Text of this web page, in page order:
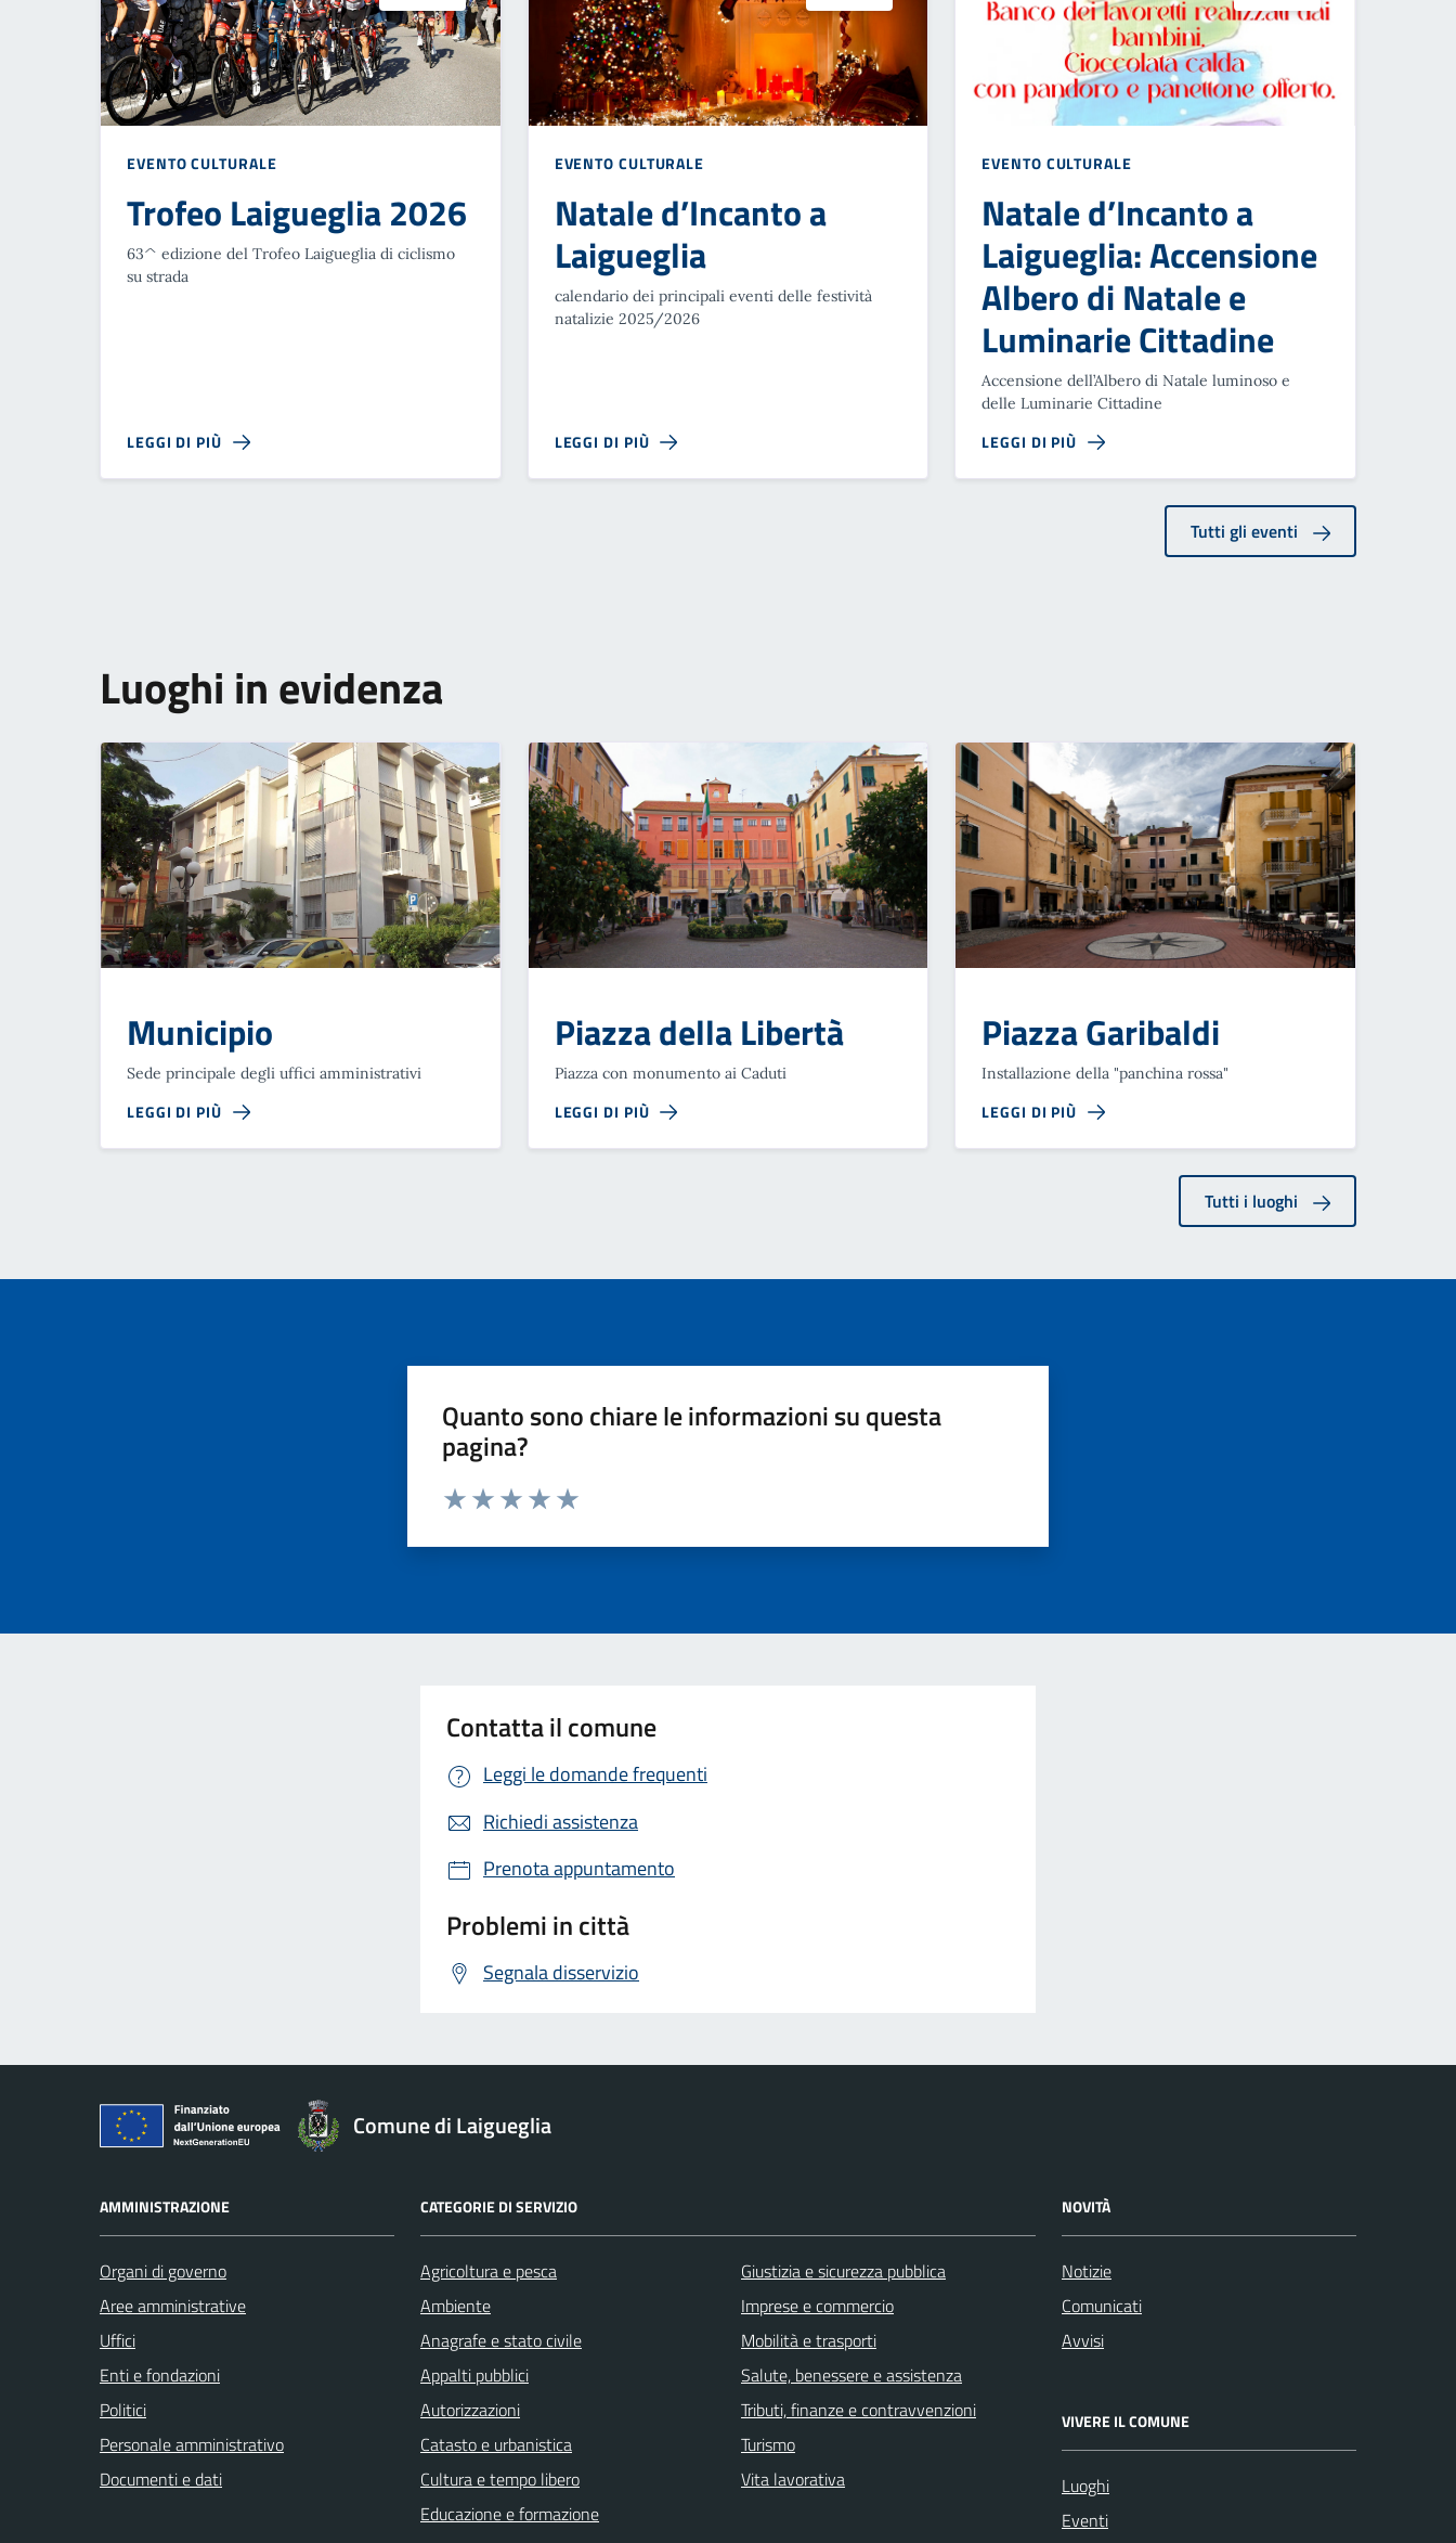
EVENTO CULTURALE
Trofeo Laigueglia 2026
63^ edizione del Trofeo Laigueglia di ciclismo
su strada
LEGGI DI PIÙ
EVENTO CULTURALE
Natale d’Incanto a
Laigueglia
calendario dei principali eventi delle festività
natalizie 2025/2026
LEGGI DI PIÙ
EVENTO CULTURALE
Natale d’Incanto a
Laigueglia: Accensione
Albero di Natale e
Luminarie Cittadine
Accensione dell’Albero di Natale luminoso e
delle Luminarie Cittadine
LEGGI DI PIÙ
Tutti gli eventi
Luoghi in evidenza
Municipio
Sede principale degli uffici amministrativi
LEGGI DI PIÙ
Piazza della Libertà
Piazza con monumento ai Caduti
LEGGI DI PIÙ
Piazza Garibaldi
Installazione della "panchina rossa"
LEGGI DI PIÙ
Tutti i luoghi
Quanto sono chiare le informazioni su questa
pagina?
Contatta il comune
Leggi le domande frequenti
Richiedi assistenza
Prenota appuntamento
Problemi in città
Segnala disservizio
Comune di Laigueglia
AMMINISTRAZIONE
Organi di governo
Aree amministrative
Uffici
Enti e fondazioni
Politici
Personale amministrativo
Documenti e dati
CATEGORIE DI SERVIZIO
Agricoltura e pesca
Ambiente
Anagrafe e stato civile
Appalti pubblici
Autorizzazioni
Catasto e urbanistica
Cultura e tempo libero
Educazione e formazione
Giustizia e sicurezza pubblica
Imprese e commercio
Mobilità e trasporti
Salute, benessere e assistenza
Tributi, finanze e contravvenzioni
Turismo
Vita lavorativa
NOVITÀ
Notizie
Comunicati
Avvisi
VIVERE IL COMUNE
Luoghi
Eventi